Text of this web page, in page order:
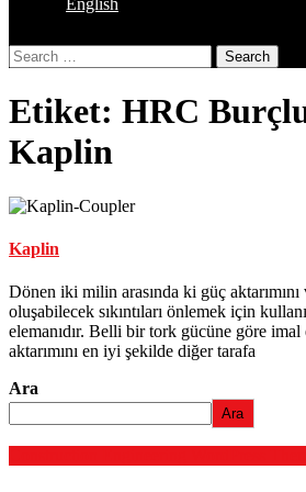
Close
Button
Search
Etiket: HRC
Kaplin
Kaplin
Dönen iki milin arasında ki güç
oluşabilecek sıkıntıları önlemek için
elemanıdır. Belli bir tork gücüne göre
aktarımını en iyi şekilde diğer tarafa
Ara
Ara